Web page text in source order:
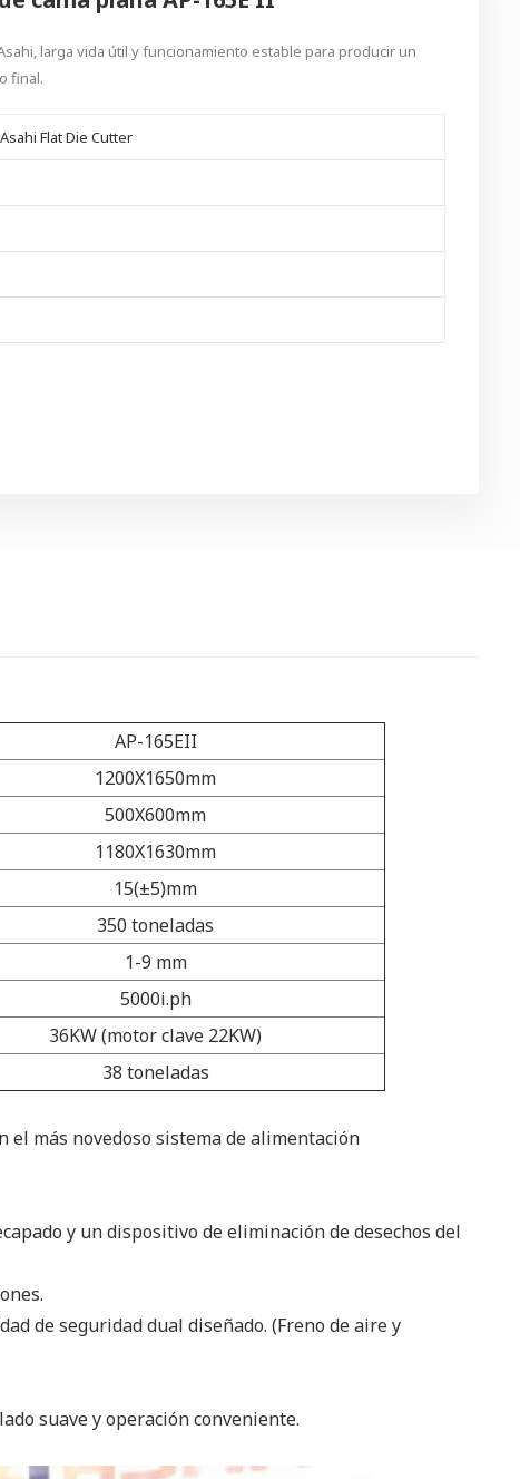
larga vida útil y funcionamiento estable para producir un
final.
Flat Die Cutter
AP-165EII
1200X1650mm
500X600mm
1180X1630mm
15(±5)mm
350 toneladas
1-9 mm
5000i.ph
36KW (motor clave 22KW)
38 toneladas
el más novedoso sistema de alimentación
y un dispositivo de eliminación de desechos del
de seguridad dual diseñado. (Freno de aire y
suave y operación conveniente.